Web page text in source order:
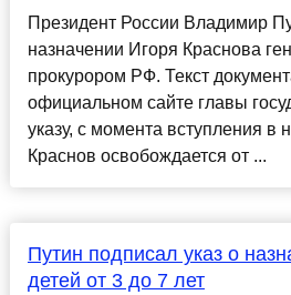
Президент России Владимир
назначении Игоря Краснова
прокурором РФ. Текст
официальном сайте главы
указу, с момента вступления в
Краснов освобождается от ...
Путин подписал указ о
детей от 3 до 7 лет